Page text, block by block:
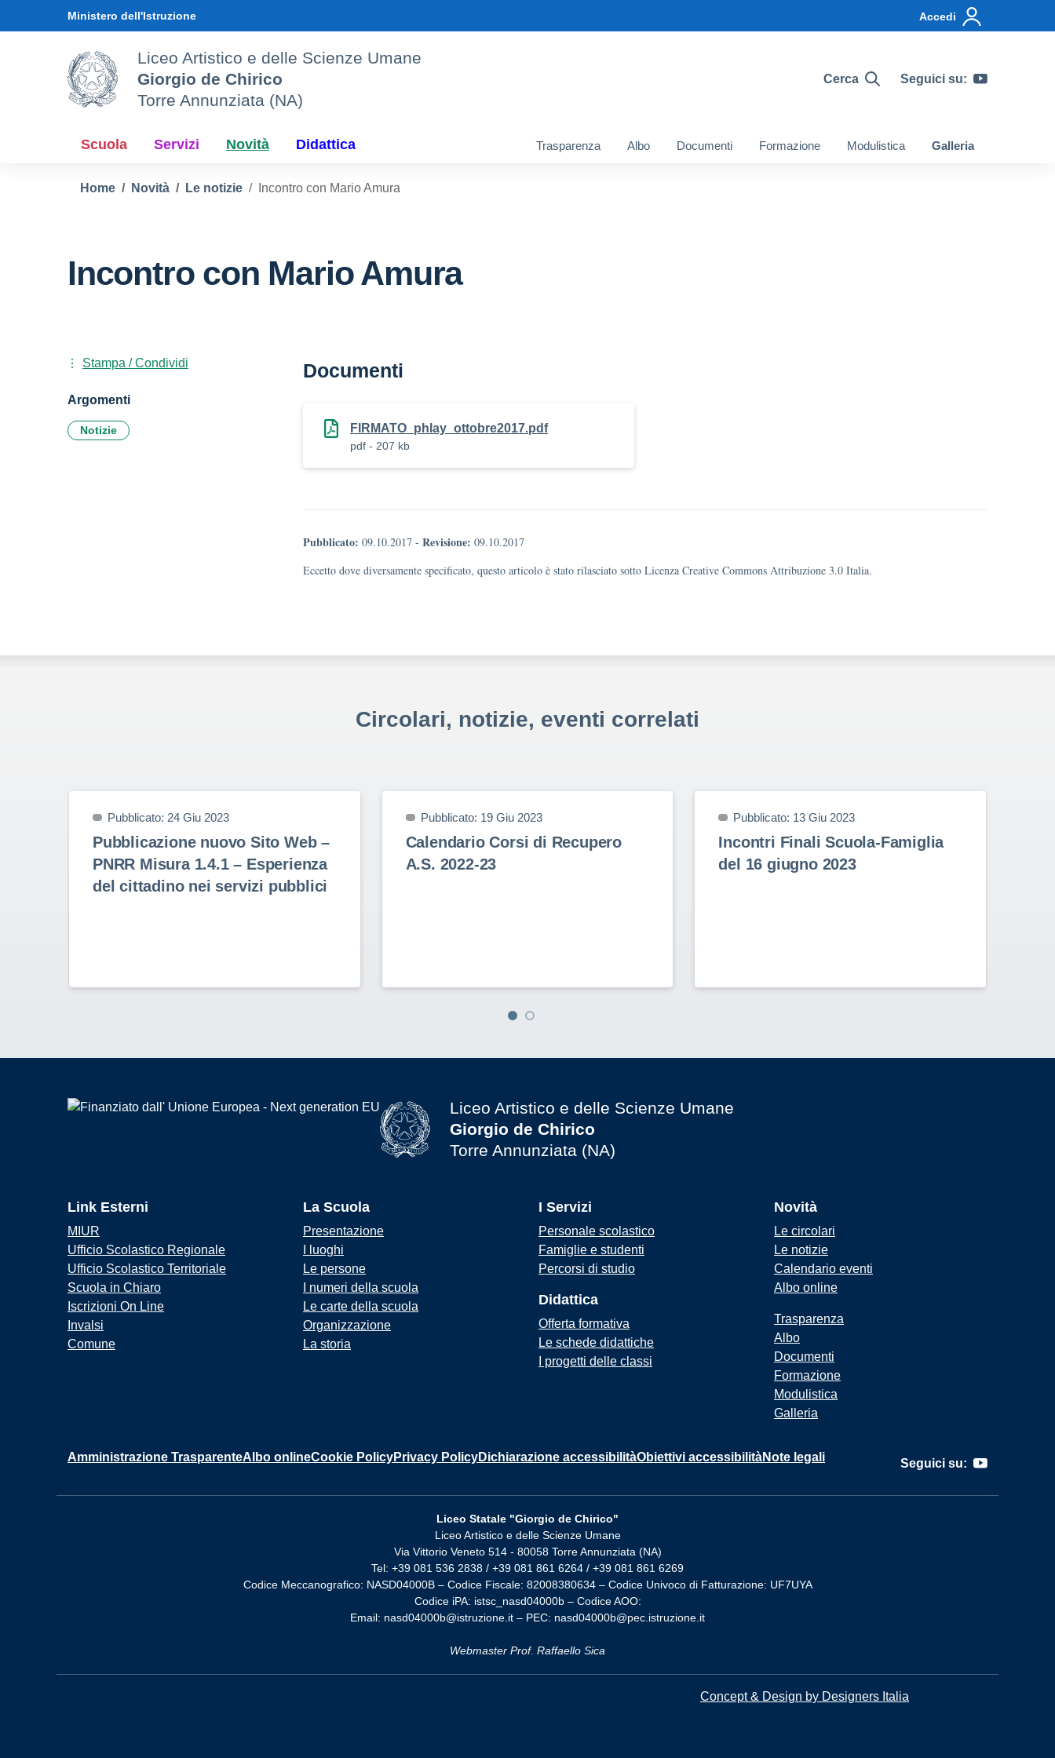
Ministero dell'Istruzione Accedi
Liceo Artistico e delle Scienze Umane
Giorgio de Chirico
Torre Annunziata (NA)
Cerca Seguici su:
Scuola Servizi Novità Didattica Trasparenza Albo Documenti Formazione Modulistica Galleria
Home Novità Le notizie Incontro con Mario Amura
Incontro con Mario Amura
Documenti
FIRMATO_phlay_ottobre2017.pdf
pdf - 207 kb
Pubblicato: 09.10.2017 - Revisione: 09.10.2017
Eccetto dove diversamente specificato, questo articolo è stato rilasciato sotto Licenza Creative Commons Attribuzione 3.0 Italia.
Stampa / Condividi
Argomenti
Notizie
Circolari, notizie, eventi correlati
Pubblicato: 24 Giu 2023
Pubblicazione nuovo Sito Web –
PNRR Misura 1.4.1 – Esperienza
del cittadino nei servizi pubblici
Pubblicato: 19 Giu 2023
Calendario Corsi di Recupero
A.S. 2022-23
Pubblicato: 13 Giu 2023
Incontri Finali Scuola-Famiglia
del 16 giugno 2023
Liceo Artistico e delle Scienze Umane
Giorgio de Chirico
Torre Annunziata (NA)
Link Esterni
MIUR
Ufficio Scolastico Regionale
Ufficio Scolastico Territoriale
Scuola in Chiaro
Iscrizioni On Line
Invalsi
Comune
La Scuola
Presentazione
I luoghi
Le persone
I numeri della scuola
Le carte della scuola
Organizzazione
La storia
I Servizi
Personale scolastico
Famiglie e studenti
Percorsi di studio
Didattica
Offerta formativa
Le schede didattiche
I progetti delle classi
Novità
Le circolari
Le notizie
Calendario eventi
Albo online
Trasparenza
Albo
Documenti
Formazione
Modulistica
Galleria
Amministrazione TrasparenteAlbo onlineCookie PolicyPrivacy PolicyDichiarazione accessibilitàObiettivi accessibilitàNote legali Seguici su:
Liceo Statale "Giorgio de Chirico"
Liceo Artistico e delle Scienze Umane
Via Vittorio Veneto 514 - 80058 Torre Annunziata (NA)
Tel: +39 081 536 2838 / +39 081 861 6264 / +39 081 861 6269
Codice Meccanografico: NASD04000B – Codice Fiscale: 82008380634 – Codice Univoco di Fatturazione: UF7UYA
Codice iPA: istsc_nasd04000b – Codice AOO:
Email: nasd04000b@istruzione.it – PEC: nasd04000b@pec.istruzione.it
Webmaster Prof. Raffaello Sica
Concept & Design by Designers Italia